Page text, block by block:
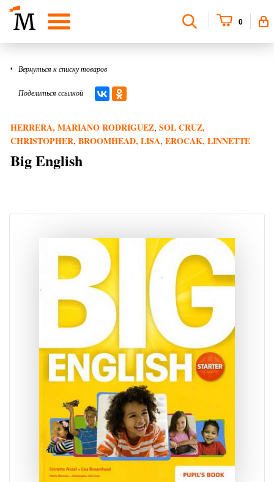
0
Вернуться к списку товаров
Поделиться ссылкой
HERRERA, MARIANO RODRIGUEZ, SOL CRUZ,
CHRISTOPHER, BROOMHEAD, LISA, EROCAK, LINNETTE
Big English